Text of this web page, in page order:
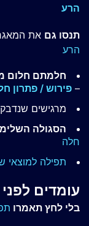
הרע
תנסו גם את
הרע
חלמתם חלום
– פירוש / פתרון
מרגישים
הסגולה
חלה
תפילה למוצאי
עומדים
בלי לחץ תאמרו